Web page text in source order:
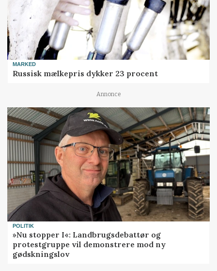
MARKED
Russisk mælkepris dykker 23 procent
Annonce
POLITIK
»Nu stopper I«: Landbrugsdebattør og
protestgruppe vil demonstrere mod ny
gødskningslov